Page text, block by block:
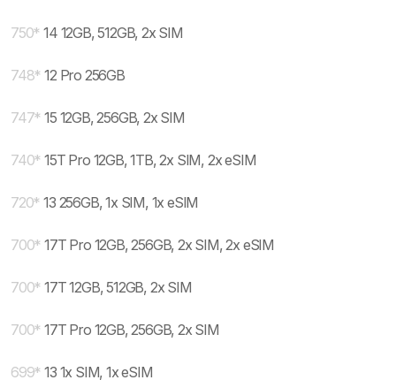
750* 14 12GB, 512GB, 2x SIM
748* 12 Pro 256GB
747* 15 12GB, 256GB, 2x SIM
740* 15T Pro 12GB, 1TB, 2x SIM, 2x eSIM
720* 13 256GB, 1x SIM, 1x eSIM
700* 17T Pro 12GB, 256GB, 2x SIM, 2x eSIM
700* 17T 12GB, 512GB, 2x SIM
700* 17T Pro 12GB, 256GB, 2x SIM
699* 13 1x SIM, 1x eSIM